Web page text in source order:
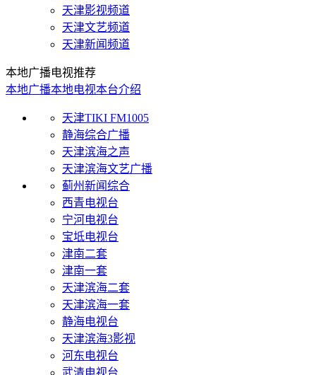
天津影视频道
天津文艺频道
天津新闻频道
本地广播电视推荐
本地广播本地电视本台介绍
天津TIKI FM1005
静海综合广播
天津滨海之声
天津滨海文艺广播
蓟州新闻综合
西青电视台
宁河电视台
宝坻电视台
津南二套
津南一套
天津滨海二套
天津滨海一套
静海电视台
天津滨海3影视
河东电视台
武清电视台